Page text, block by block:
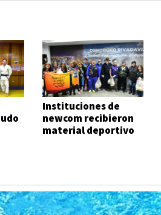
Instituciones de
newcom recibieron
material deportivo